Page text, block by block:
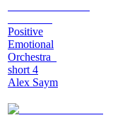
Positive
Emotional
Orchestra_
short 4
Alex Saym